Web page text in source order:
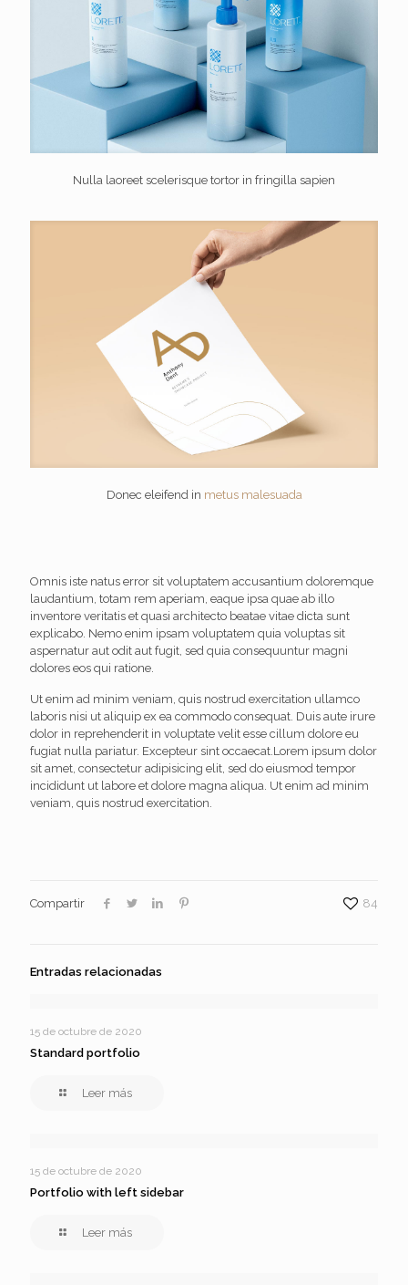
Nulla laoreet scelerisque tortor in fringilla sapien
Donec eleifend in metus malesuada
Omnis iste natus error sit voluptatem accusantium doloremque
laudantium, totam rem aperiam, eaque ipsa quae ab illo
inventore veritatis et quasi architecto beatae vitae dicta sunt
explicabo. Nemo enim ipsam voluptatem quia voluptas sit
aspernatur aut odit aut fugit, sed quia consequuntur magni
dolores eos qui ratione.
Ut enim ad minim veniam, quis nostrud exercitation ullamco
laboris nisi ut aliquip ex ea commodo consequat. Duis aute irure
dolor in reprehenderit in voluptate velit esse cillum dolore eu
fugiat nulla pariatur. Excepteur sint occaecat.Lorem ipsum dolor
sit amet, consectetur adipisicing elit, sed do eiusmod tempor
incididunt ut labore et dolore magna aliqua. Ut enim ad minim
veniam, quis nostrud exercitation.
Compartir 84
Entradas relacionadas
15 de octubre de 2020
Standard portfolio
Leer más
15 de octubre de 2020
Portfolio with left sidebar
Leer más